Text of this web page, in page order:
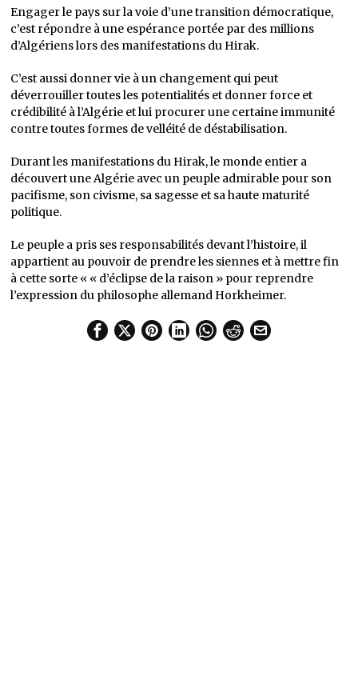
Engager le pays sur la voie d’une transition démocratique,
c’est répondre à une espérance portée par des millions
d’Algériens lors des manifestations du Hirak.
C’est aussi donner vie à un changement qui peut
déverrouiller toutes les potentialités et donner force et
crédibilité à l’Algérie et lui procurer une certaine immunité
contre toutes formes de velléité de déstabilisation.
Durant les manifestations du Hirak, le monde entier a
découvert une Algérie avec un peuple admirable pour son
pacifisme, son civisme, sa sagesse et sa haute maturité
politique.
Le peuple a pris ses responsabilités devant l’histoire, il
appartient au pouvoir de prendre les siennes et à mettre fin
à cette sorte « « d’éclipse de la raison » pour reprendre
l’expression du philosophe allemand Horkheimer.